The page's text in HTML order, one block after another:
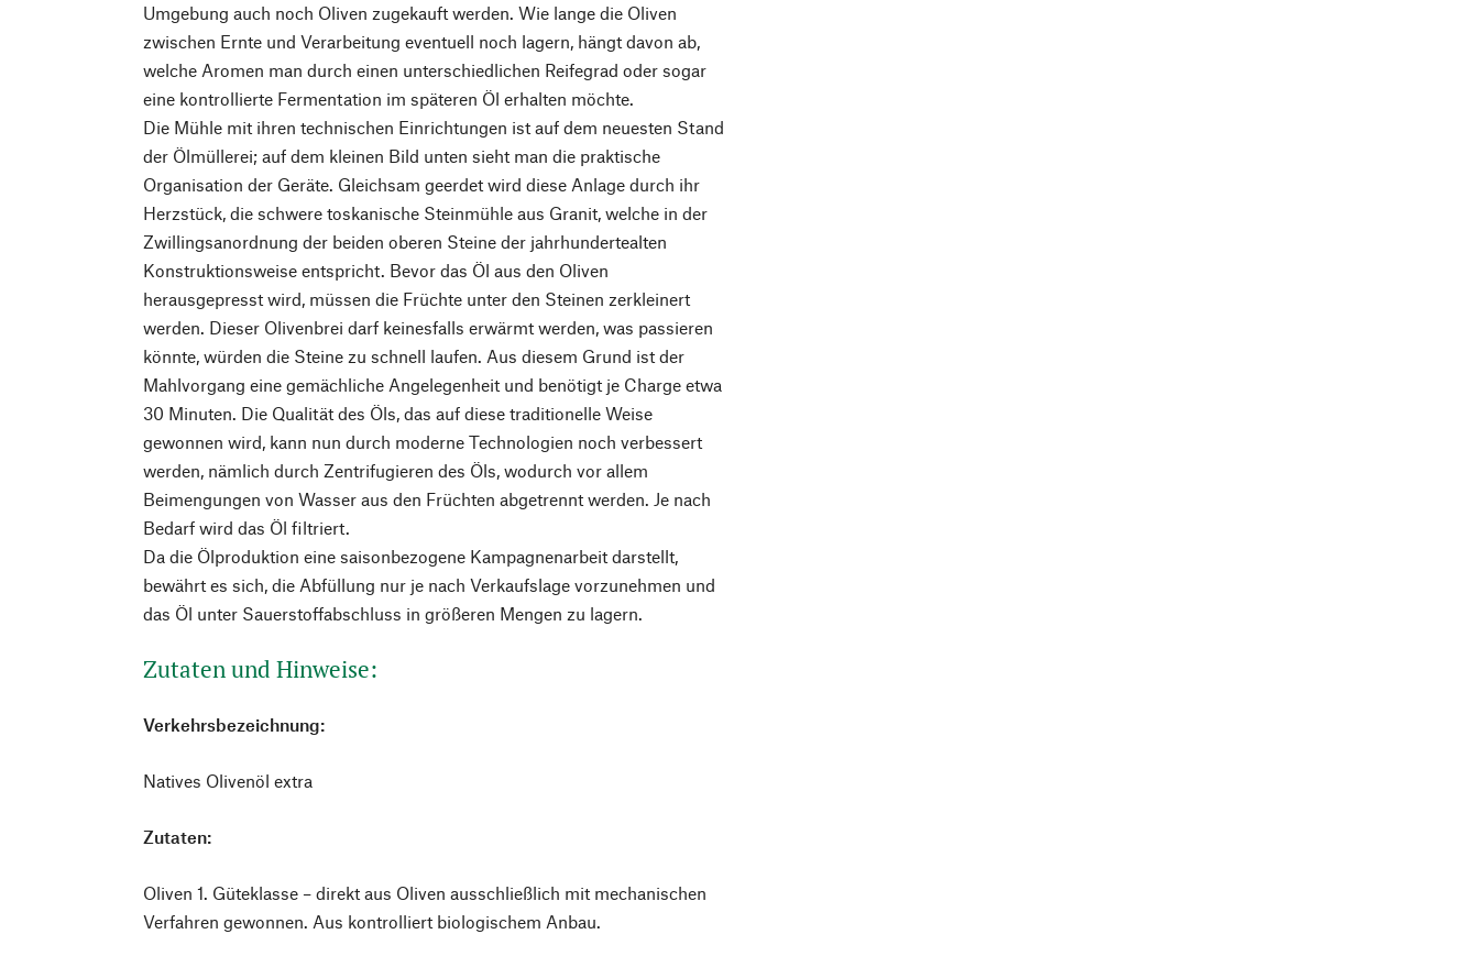
Umgebung auch noch Oliven zugekauft werden. Wie lange die Oliven
zwischen Ernte und Verarbeitung eventuell noch lagern, hängt davon ab,
welche Aromen man durch einen unterschiedlichen Reifegrad oder sogar
eine kontrollierte Fermentation im späteren Öl erhalten möchte.
Die Mühle mit ihren technischen Einrichtungen ist auf dem neuesten Stand
der Ölmüllerei; auf dem kleinen Bild unten sieht man die praktische
Organisation der Geräte. Gleichsam geerdet wird diese Anlage durch ihr
Herzstück, die schwere toskanische Steinmühle aus Granit, welche in der
Zwillingsanordnung der beiden oberen Steine der jahrhundertealten
Konstruktionsweise entspricht. Bevor das Öl aus den Oliven
herausgepresst wird, müssen die Früchte unter den Steinen zerkleinert
werden. Dieser Olivenbrei darf keinesfalls erwärmt werden, was passieren
könnte, würden die Steine zu schnell laufen. Aus diesem Grund ist der
Mahlvorgang eine gemächliche Angelegenheit und benötigt je Charge etwa
30 Minuten. Die Qualität des Öls, das auf diese traditionelle Weise
gewonnen wird, kann nun durch moderne Technologien noch verbessert
werden, nämlich durch Zentrifugieren des Öls, wodurch vor allem
Beimengungen von Wasser aus den Früchten abgetrennt werden. Je nach
Bedarf wird das Öl filtriert.
Da die Ölproduktion eine saisonbezogene Kampagnenarbeit darstellt,
bewährt es sich, die Abfüllung nur je nach Verkaufslage vorzunehmen und
das Öl unter Sauerstoffabschluss in größeren Mengen zu lagern.
Zutaten und Hinweise:
Verkehrsbezeichnung:
Natives Olivenöl extra
Zutaten:
Oliven 1. Güteklasse – direkt aus Oliven ausschließlich mit mechanischen
Verfahren gewonnen. Aus kontrolliert biologischem Anbau.